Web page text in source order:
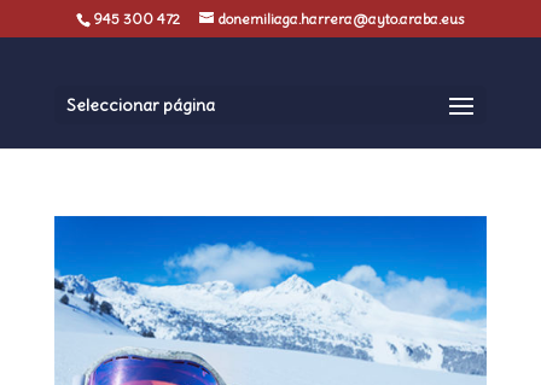
945 300 472 donemiliaga.harrera@ayto.araba.eus
Seleccionar página